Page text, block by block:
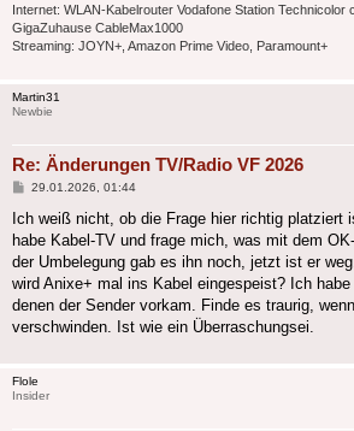
Internet: WLAN-Kabelrouter Vodafone Station Technicolor
GigaZuhause CableMax1000
Streaming: JOYN+, Amazon Prime Video, Paramount+
Martin31
Newbie
Re: Änderungen TV/Radio VF 2026
Beitrag
29.01.2026, 01:44
Ich weiß nicht, ob die Frage hier richtig platziert
habe Kabel-TV und frage mich, was mit dem
der Umbelegung gab es ihn noch, jetzt ist er
wird Anixe+ mal ins Kabel eingespeist? Ich
denen der Sender vorkam. Finde es traurig,
verschwinden. Ist wie ein Überraschungsei.
Flole
Insider